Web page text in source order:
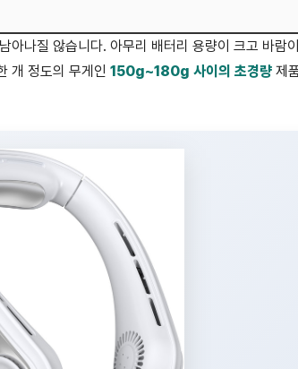
아나질 않습니다. 아무리 배터리 용량이 크고 바람
개 정도의 무게인 150g~180g 사이의 초경량 제